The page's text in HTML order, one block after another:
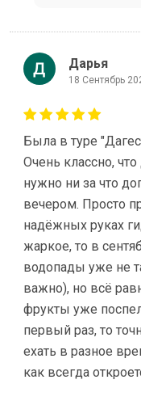
Дарья
18 Сентябрь
Была в туре
Очень классно,
нужно ни за что
вечером. Просто
надёжных руках
жаркое, то в
водопады уже не
важно), но всё
фрукты уже
первый раз, то
ехать в разное
как всегда